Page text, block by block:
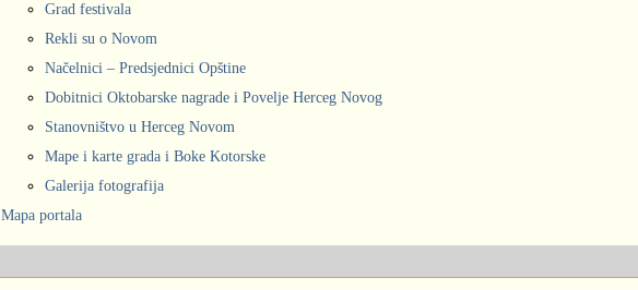
Grad festivala
Rekli su o Novom
Načelnici – Predsjednici Opštine
Dobitnici Oktobarske nagrade i Povelje Herceg Novog
Stanovništvo u Herceg Novom
Mape i karte grada i Boke Kotorske
Galerija fotografija
Mapa portala